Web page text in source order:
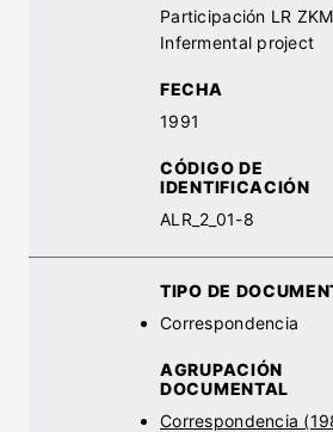
Participación LR ZKM
Infermental project
FECHA
1991
CÓDIGO DE
IDENTIFICACIÓN
ALR_2_01-8
TIPO DE
Correspondencia
AGRUPACIÓN
DOCUMENTAL
Correspondencia